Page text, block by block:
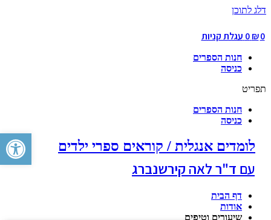
דלג לתוכן
₪0
0 עגלת קניות
חנות הספרים
כניסה
תפריט
חנות הספרים
כניסה
לומדים אנגלית / קוראים ספרי ילדים
עם ד"ר לאה קירשנברג
דף הבית
אודות
שיעורים וטיפים
פתח